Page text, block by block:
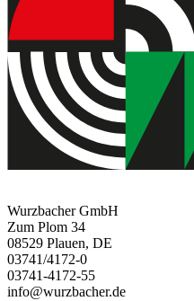
Wurzbacher GmbH
Zum Plom 34
08529 Plauen, DE
03741/4172-0
03741-4172-55
info@wurzbacher.de